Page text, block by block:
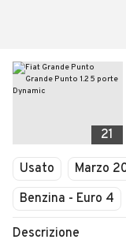
21
Usato Marzo
Benzina - Euro 4
Descrizione